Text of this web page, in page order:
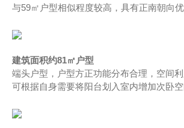
与59㎡户型相似程度较高，具有正南朝向优
建筑面积约81㎡户型
端头户型，户型方正功能分布合理，空间利
可根据自身需要将阳台划入室内增加次卧空